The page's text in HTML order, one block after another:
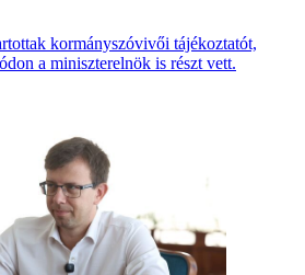
kormányszóvivői tájékoztatót,
a miniszterelnök is részt vett.